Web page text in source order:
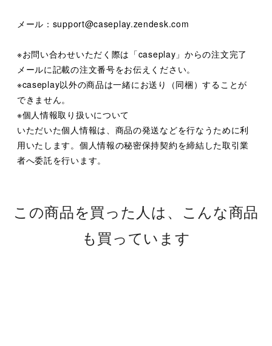
メール：support@caseplay.zendesk.com
※お問い合わせいただく際は「caseplay」からの注文完了
メールに記載の注文番号をお伝えください。
※caseplay以外の商品は一緒にお送り（同梱）することが
できません。
※個人情報取り扱いについて
いただいた個人情報は、商品の発送などを行なうために利
用いたします。個人情報の秘密保持契約を締結した取引業
者へ委託を行います。
この商品を買った人は、こんな商品
も買っています